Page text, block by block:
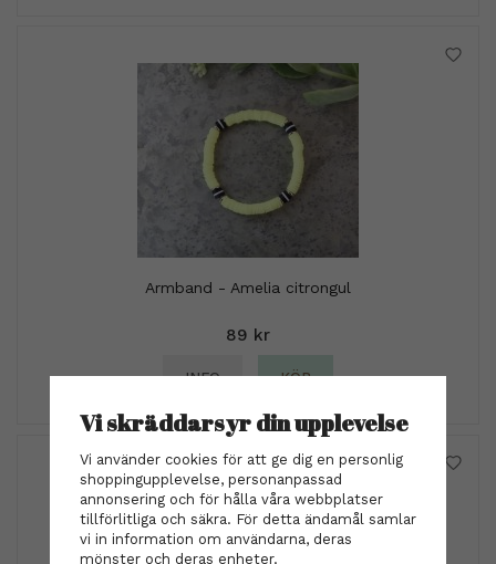
Armband - Amelia citrongul
89 kr
INFO KÖP
Vi skräddarsyr din upplevelse
Vi använder cookies för att ge dig en personlig
shoppingupplevelse, personanpassad
annonsering och för hålla våra webbplatser
tillförlitliga och säkra. För detta ändamål samlar
vi in information om användarna, deras
mönster och deras enheter.